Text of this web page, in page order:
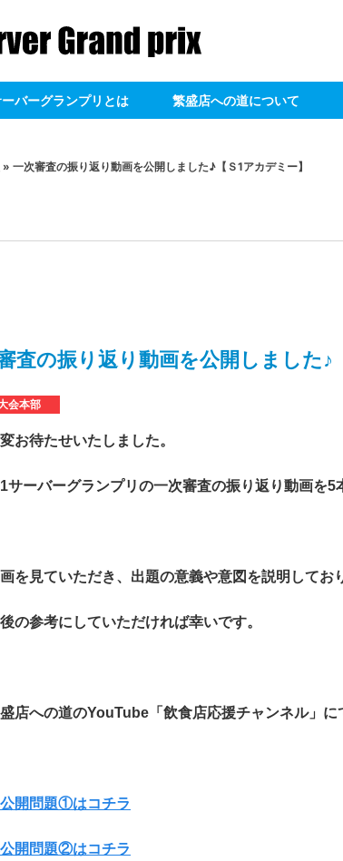
バーグランプリとは 繁盛店への道について
» 一次審査の振り返り動画を公開しました♪【Ｓ1アカデミー】
査の振り返り動画を公開しました♪
会本部
待たせいたしました。
バーグランプリの一次審査の振り返り動画を5
見ていただき、出題の意義や意図を説明してお
参考にしていただければ幸いです。
への道のYouTube「飲食店応援チャンネル」に
開問題①はコチラ
開問題②はコチラ